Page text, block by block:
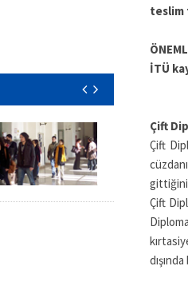
teslim
İTÜ
Çift
Çift
Çift